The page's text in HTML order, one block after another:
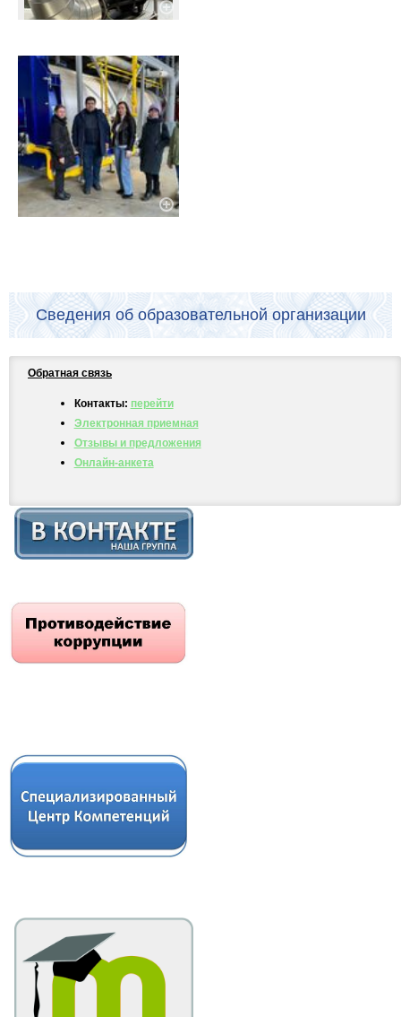
Сведения об образовательной организации
Обратная связь
Контакты: перейти
Электронная приемная
Отзывы и предложения
Онлайн-анкета